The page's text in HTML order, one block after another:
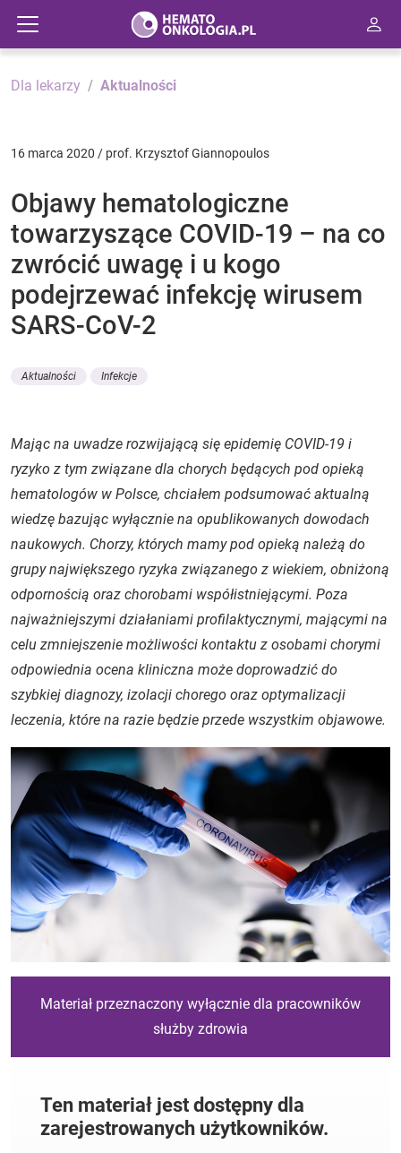
Dla lekarzy Aktualności
16 marca 2020 / prof. Krzysztof Giannopoulos
Objawy hematologiczne
towarzyszące COVID-19 – na co
zwrócić uwagę i u kogo
podejrzewać infekcję wirusem
SARS-CoV-2
Aktualności Infekcje
Mając na uwadze rozwijającą się epidemię COVID-19 i
ryzyko z tym związane dla chorych będących pod opieką
hematologów w Polsce, chciałem podsumować aktualną
wiedzę bazując wyłącznie na opublikowanych dowodach
naukowych. Chorzy, których mamy pod opieką należą do
grupy największego ryzyka związanego z wiekiem, obniżoną
odpornością oraz chorobami współistniejącymi. Poza
najważniejszymi działaniami profilaktycznymi, mającymi na
celu zmniejszenie możliwości kontaktu z osobami chorymi
odpowiednia ocena kliniczna może doprowadzić do
szybkiej diagnozy, izolacji chorego oraz optymalizacji
leczenia, które na razie będzie przede wszystkim objawowe.
Materiał przeznaczony wyłącznie dla pracowników
służby zdrowia
Ten materiał jest dostępny dla
zarejestrowanych użytkowników.